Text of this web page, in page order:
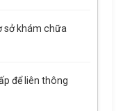
sở khám chữa
để liên thông